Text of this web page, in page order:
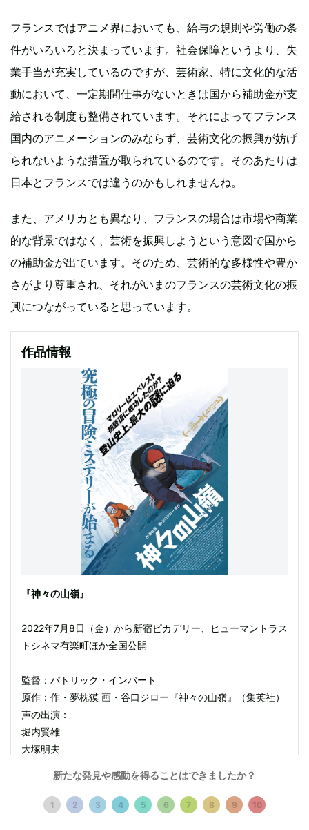
フランスではアニメ界においても、給与の規則や労働の条
件がいろいろと決まっています。社会保障というより、失
業手当が充実しているのですが、芸術家、特に文化的な活
動において、一定期間仕事がないときは国から補助金が支
給される制度も整備されています。それによってフランス
国内のアニメーションのみならず、芸術文化の振興が妨げ
られないような措置が取られているのです。そのあたりは
日本とフランスでは違うのかもしれませんね。
また、アメリカとも異なり、フランスの場合は市場や商業
的な背景ではなく、芸術を振興しようという意図で国から
の補助金が出ています。そのため、芸術的な多様性や豊か
さがより尊重され、それがいまのフランスの芸術文化の振
興につながっていると思っています。
作品情報
『神々の山嶺』
2022年7月8日（金）から新宿ピカデリー、ヒューマントラス
トシネマ有楽町ほか全国公開
監督：パトリック・インバート
原作：作・夢枕獏 画・谷口ジロー『神々の山嶺』（集英社）
声の出演：
堀内賢雄
大塚明夫
今井麻美
配給：ロングライド、東京テアトル
新たな発見や感動を得ることはできましたか？
1 2 3 4 5 6 7 8 9 10